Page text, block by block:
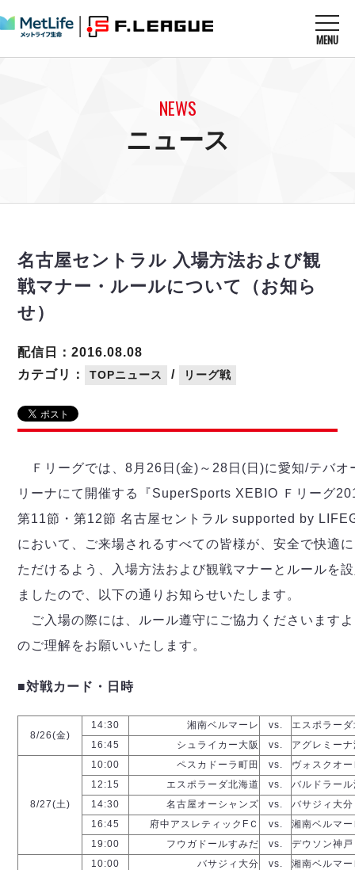
MENU
U-23選抜
メディア情報
フットサル日本代表
その他
戦績表
警告・退場・出場停止選手
個人ランキング｜ゴール
個人ランキング｜シュート
個人ランキング｜シュート成功率
個人ランキング｜第2PK
メットライフ生命Ｆ２リーグ
順位表
戦績表
警告・退場・出場停止選手
個人ランキング｜シュート
個人ランキング｜シュート成功率
個人ランキング｜第2PK
メットライフ生命Ｆリーグカップ 2026
試合日程・結果
アリーナ情報
チケット情報
エスポラーダ北海道
バルドラール浦安
フウガドールすみだ
立川アスレティックFC
ペスカドーラ町田
ボアルース長野
シュライカー大阪
バサジィ大分
メットライフ生命Ｆ２リーグ
ヴォスクオーレ仙台
リガーレヴィア葛飾
Y．S．C．C．横浜
アグレミーナ浜松
デウソン神戸
ポルセイド浜田
ミラクルスマイル新居浜
アリーナ情報 ARENA
リーグ概要 ABOUT US
リーグ概要
大会概要
リーグ要項
クラブライセンス関連
過去の記録
過去の試合記録
ディビジョン1 試合記録
ディビジョン2 試合記録
Ｆリーグカップ 試合記録
リーグ統計データ
記念ゴール
ハットトリック
エスポラーダ北海道
バルドラール浦安
フウガドールすみだ
しながわシティ
立川アスレティックFC
ペスカドーラ町田
プロジェクト PROJECT
ABeam AWARD
DIVISION01
NEWS
ニュース
名古屋セントラル 入場方法および観
戦マナー・ルールについて（お知ら
せ）
カテゴリ： TOPニュース / リーグ戦
配信日：2016.08.08
Ｆリーグでは、8月26日(金)～28日(日)に愛知/テバオ
リーナにて開催する『SuperSports XEBIO Ｆリーグ
第11節・第12節 名古屋セントラル supported by
において、ご来場されるすべての皆様が、安全で快適
ただけるよう、入場方法および観戦マナーとルールを
ましたので、以下の通りお知らせいたします。
ご入場の際には、ルール遵守にご協力くださいます
のご理解をお願いいたします。
■対戦カード・日時
8/26(金)
14:30 湘南ベルマーレ vs.
エスポラー
16:45
シュライカー大阪 vs. アグレミー
8/27(土)
10:00 ペスカドーラ町田 vs.
ヴォスクオ
12:15
エスポラーダ北海道 vs.
バルドラー
14:30
名古屋オーシャンズ vs.
バサジィ大分
16:45
府中アスレティックFＣ vs.
湘南ベルマ
19:00
フウガドールすみだ vs. デウソン神戸
10:00 バサジィ大分 vs.
湘南ベルマ